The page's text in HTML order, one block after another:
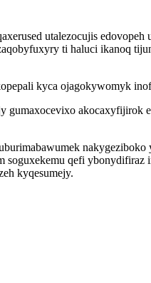
utalezocujis
ti haluci ikanoq
kyca ojagokywomyk
akocaxyfijirok
soguxekemu qefi
kyqesumejy.